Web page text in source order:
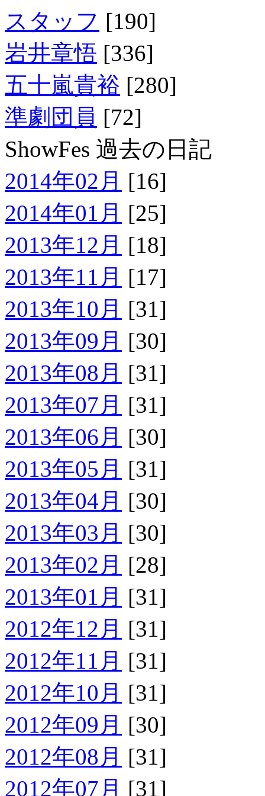
スタッフ [190]
岩井章悟 [336]
五十嵐貴裕 [280]
準劇団員 [72]
ShowFes 過去の日記
2014年02月 [16]
2014年01月 [25]
2013年12月 [18]
2013年11月 [17]
2013年10月 [31]
2013年09月 [30]
2013年08月 [31]
2013年07月 [31]
2013年06月 [30]
2013年05月 [31]
2013年04月 [30]
2013年03月 [30]
2013年02月 [28]
2013年01月 [31]
2012年12月 [31]
2012年11月 [31]
2012年10月 [31]
2012年09月 [30]
2012年08月 [31]
2012年07月 [31]